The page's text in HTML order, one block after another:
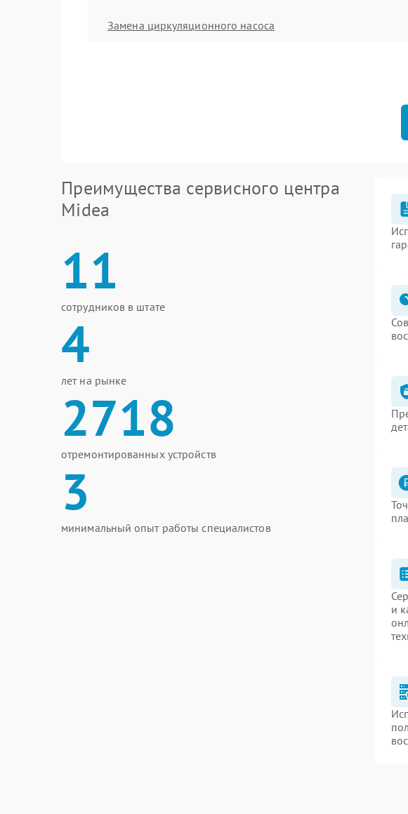
Замена циркуляционного насоса
Преимущества сервисного центра
Midea
11
сотрудников в штате
4
лет на рынке
2718
отремонтированных устройств
3
минимальный опыт работы специалистов
и